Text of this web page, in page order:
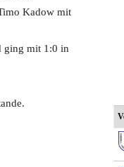
Kadow mit
ging mit 1:0 in